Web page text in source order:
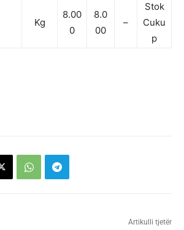
Kg
8.00
0
8.0
00
–
Stok
Cuku
p
Artikulli tjetër